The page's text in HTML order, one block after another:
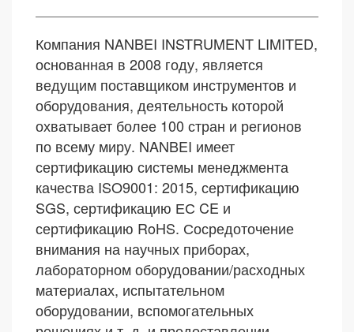
Компания NANBEI INSTRUMENT LIMITED,
основанная в 2008 году, является
ведущим поставщиком инструментов и
оборудования, деятельность которой
охватывает более 100 стран и регионов
по всему миру. NANBEI имеет
сертификацию системы менеджмента
качества ISO9001: 2015, сертификацию
SGS, сертификацию ЕС CE и
сертификацию RoHS. Сосредоточение
внимания на научных приборах,
лабораторном оборудовании/расходных
материалах, испытательном
оборудовании, вспомогательных